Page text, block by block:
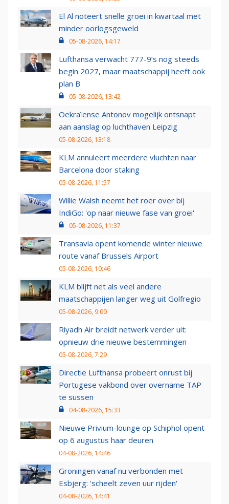
El Al noteert snelle groei in kwartaal met
minder oorlogsgeweld
05-08-2026, 14:17
Lufthansa verwacht 777-9’s nog steeds
begin 2027, maar maatschappij heeft ook
plan B
05-08-2026, 13:42
Oekraïense Antonov mogelijk ontsnapt
aan aanslag op luchthaven Leipzig
05-08-2026, 13:18
KLM annuleert meerdere vluchten naar
Barcelona door staking
05-08-2026, 11:57
Willie Walsh neemt het roer over bij
IndiGo: 'op naar nieuwe fase van groei'
05-08-2026, 11:37
Transavia opent komende winter nieuwe
route vanaf Brussels Airport
05-08-2026, 10:46
KLM blijft net als veel andere
maatschappijen langer weg uit Golfregio
05-08-2026, 9:00
Riyadh Air breidt netwerk verder uit:
opnieuw drie nieuwe bestemmingen
05-08-2026, 7:29
Directie Lufthansa probeert onrust bij
Portugese vakbond over overname TAP
te sussen
04-08-2026, 15:33
Nieuwe Privium-lounge op Schiphol opent
op 6 augustus haar deuren
04-08-2026, 14:46
Groningen vanaf nu verbonden met
Esbjerg: 'scheelt zeven uur rijden'
04-08-2026, 14:41